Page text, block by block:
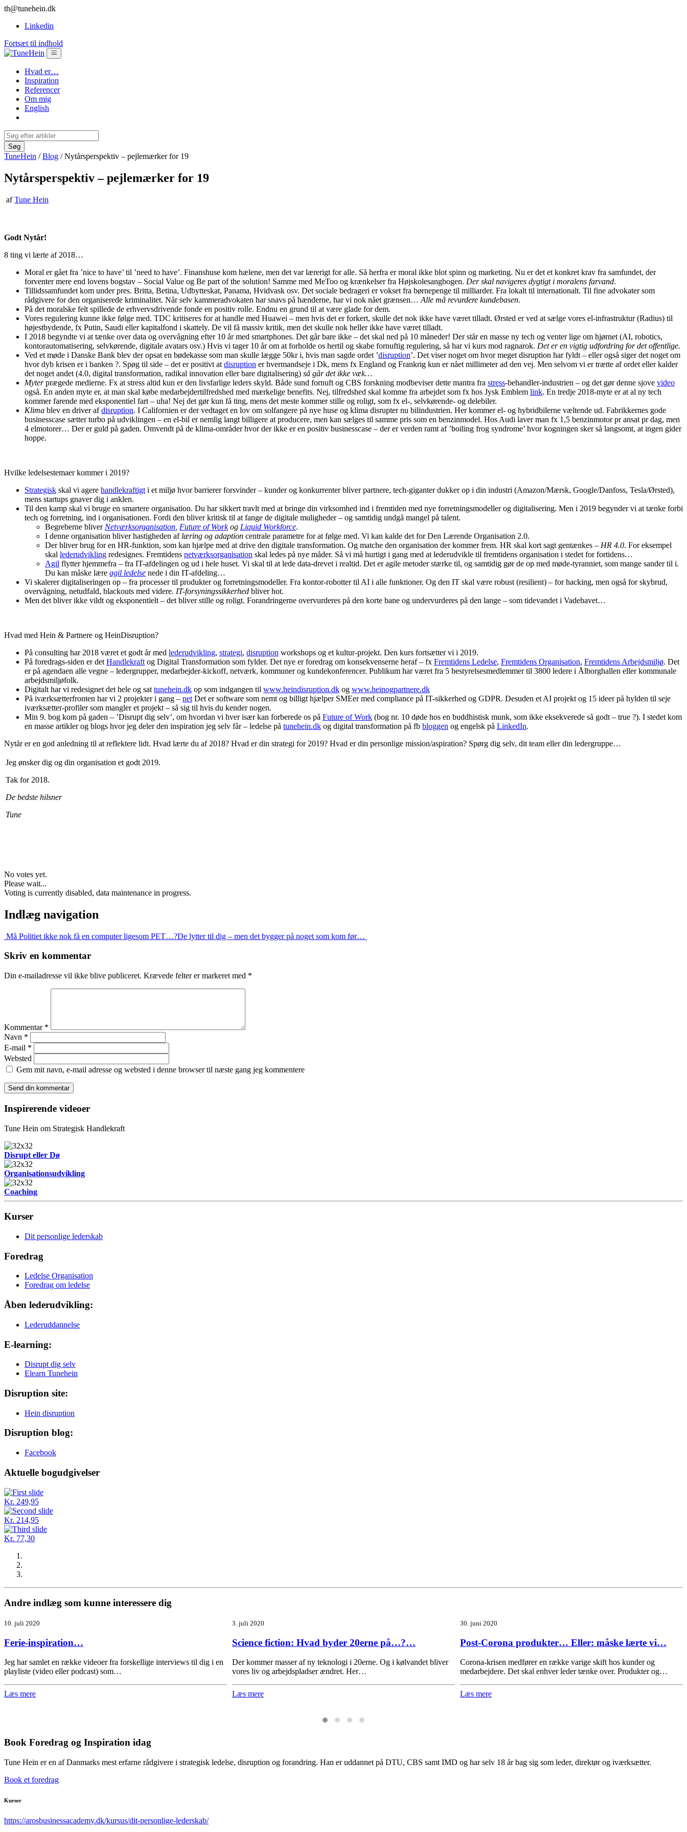
th@tunehein.dk
Linkedin
Fortsæt til indhold
Hvad er…
Inspiration
Referencer
Om mig
English
TuneHein /Blog /Nytårsperspektiv – pejlemærker for 19
Nytårsperspektiv – pejlemærker for 19
af Tune Hein
Godt Nytår!
8 ting vi lærte af 2018…
Moral er gået fra ’nice to have’ til ’need to have’. Finanshuse kom hælene, men det var lærerigt for alle. Så herfra er moral ikke blot spinn og marketing. Nu er det et konkret krav fra samfundet, der
forventer mere end lovens bogstav – Social Value og Be part of the solution! Samme med MeToo og krænkelser fra Højskolesangbogen. Der skal navigeres dygtigt i moralens farvand.
Tillidssamfundet kom under pres. Britta, Betina, Udbytteskat, Panama, Hvidvask osv. Det sociale bedrageri er vokset fra børnepenge til milliarder. Fra lokalt til internationalt. Til fine advokater som
rådgivere for den organiserede kriminalitet. Når selv kammeradvokaten har snavs på hænderne, har vi nok nået grænsen… Alle må revurdere kundebasen.
På det moralske felt spillede de erhvervsdrivende fonde en positiv rolle. Endnu en grund til at være glade for dem.
Vores regulering kunne ikke følge med. TDC kritiseres for at handle med Huawei – men hvis det er forkert, skulle det nok ikke have været tilladt. Ørsted er ved at sælge vores el-infrastruktur (Radius) til
højestbydende, fx Putin, Saudi eller kapitalfond i skattely. De vil få massiv kritik, men det skulle nok heller ikke have været tilladt.
I 2018 begyndte vi at tænke over data og overvågning efter 10 år med smartphones. Det går bare ikke – det skal ned på 10 måneder! Der står en masse ny tech og venter lige om hjørnet (AI, robotics,
kontorautomatisering, selvkørende, digitale avatars osv.) Hvis vi tager 10 år om at forholde os hertil og skabe fornuftig regulering, så har vi kurs mod ragnarok. Det er en vigtig udfordring for det offentlige.
Ved et møde i Danske Bank blev der opsat en bødekasse som man skulle lægge 50kr i, hvis man sagde ordet ’disruption’. Det viser noget om hvor meget disruption har fyldt – eller også siger det noget om
hvor dyb krisen er i banken ?. Spøg til side – det er positivt at disruption er hvermandseje i Dk, mens fx England og Frankrig kun er nået millimeter ad den vej. Men selvom vi er trætte af ordet eller kalder
det noget andet (4.0, digital transformation, radikal innovation eller bare digitalisering) så går det ikke væk…
Myterprægede medierne. Fx at stress altid kun er den livsfarlige leders skyld. Både sund fornuft og CBS forskning modbeviser dette mantra fra stress-behandler-industrien – og det gør denne sjove video
også. En anden myte er, at man skal købe medarbejdertilfredshed med mærkelige benefits. Nej, tilfredshed skal komme fra arbejdet som fx hos Jysk Emblem link. En tredje 2018-myte er at al ny tech
kommer farende med eksponentiel fart – uha! Nej det gør kun få ting, mens det meste kommer stille og roligt, som fx el-, selvkørende- og delebiler.
Klima blev en driver afdisruption. I Californien er der vedtaget en lov om solfangere på nye huse og klima disrupter nu bilindustrien. Her kommer el- og hybridbilerne væltende ud. Fabrikkernes gode
businesscase sætter turbo på udviklingen – en el-bil er nemlig langt billigere at producere, men kan sælges til samme pris som en benzinmodel. Hos Audi laver man fx 1,5 benzinmotor pr ansat pr dag, men
4 elmotorer… Der er guld på gaden. Omvendt på de klima-områder hvor der ikke er en positiv businesscase – der er verden ramt af ’boiling frog syndrome’ hvor kogningen sker så langsomt, at ingen gider
hoppe.
Hvilke ledelsestemaer kommer i 2019?
Strategisk skal vi agere handlekraftigt i et miljø hvor barrierer forsvinder – kunder og konkurrenter bliver partnere, tech-giganter dukker op i din industri (Amazon/Mærsk, Google/Danfoss, Tesla/Ørsted),
mens startups gnaver dig i anklen.
Til den kamp skal vi bruge en smartere organisation. Du har sikkert travlt med at bringe din virksomhed ind i fremtiden med nye forretningsmodeller og digitalisering. Men i 2019 begynder vi at tænke forbi
tech og forretning, ind i organisationen. Fordi den bliver kritisk til at fange de digitale muligheder – og samtidig undgå mangel på talent.
Begreberne bliver Netværksorganisation Future of Workog Liquid Workforce.
I denne organisation bliver hastigheden af læring og adaption centrale parametre for at følge med. Vi kan kalde det for Den Lærende Organisation 2.0.
Der bliver brug for en HR-funktion, som kan hjælpe med at drive den digitale transformation. Og matche den organisation der kommer frem. HR skal kort sagt gentænkes – HR 4.0. For eksempel
skal lederudvikling redesignes. Fremtidens netværksorganisation skal ledes på nye måder. Så vi må hurtigt i gang med at lederudvikle til fremtidens organisation i stedet for fortidens…
Agil flytter hjemmefra – fra IT-afdelingen og ud i hele huset. Vi skal til at lede data-drevet i realtid. Det er agile metoder stærke til, og samtidig gør de op med møde-tyranniet, som mange sander til i.
Du kan måske lære agil ledelse nede i din IT-afdeling…
Vi skalerer digitaliseringen op – fra processer til produkter og forretningsmodeller. Fra kontor-robotter til AI i alle funktioner. Og den IT skal være robust (resilient) – for hacking, men også for skybrud,
overvågning, netudfald, blackouts med videre. IT-forsyningssikkerhed bliver hot.
Men det bliver ikke vildt og eksponentielt – det bliver stille og roligt. Forandringerne overvurderes på den korte bane og undervurderes på den lange – som tidevandet i Vadehavet…
Hvad med Hein & Partnere og HeinDisruption?
På consulting har 2018 været et godt år med lederudvikling, strategi, disruption workshops og et kultur-projekt. Den kurs fortsætter vi i 2019.
På foredrags-siden er det Handlekraft og Digital Transformation som fylder. Det nye er foredrag om konsekvenserne heraf – fx Fremtidens Ledelse, Fremtidens Organisation, Fremtidens Arbejdsmiljø. Det
er på agendaen alle vegne – ledergrupper, medarbejder-kickoff, netværk, kommuner og kundekonferencer. Publikum har været fra 5 bestyrelsesmedlemmer til 3800 ledere i Ålborghallen eller kommunale
arbejdsmiljøfolk.
Digitalt har vi redesignet det hele og sat tunehein.dk op som indgangen til www.heindisruption.dk og www.heinogpartnere.dk
På iværksætterfronten har vi 2 projekter i gang – net Det er software som nemt og billigt hjælper SMEer med compliance på IT-sikkerhed og GDPR. Desuden et AI projekt og 15 ideer på hylden til seje
iværksætter-profiler som mangler et projekt – så sig til hvis du kender nogen.
Min 9. bog kom på gaden – ’Disrupt dig selv’, om hvordan vi hver især kan forberede os på Future of Work (bog nr. 10 døde hos en buddhistisk munk, som ikke eksekverede så godt – true ?). I stedet kom
en masse artikler og blogs hvor jeg deler den inspiration jeg selv får – ledelse på tunehein.dk og digital transformation på fb bloggen og engelsk på LinkedIn.
Nytår er en god anledning til at reflektere lidt. Hvad lærte du af 2018? Hvad er din strategi for 2019? Hvad er din personlige mission/aspiration? Spørg dig selv, dit team eller din ledergruppe…
Jeg ønsker dig og din organisation et godt 2019.
Tak for 2018.
De bedste hilsner
Tune
No votes yet.
Please wait...
Voting is currently disabled, data maintenance in progress.
Indlæg navigation
Må Politiet ikke nok få en computer ligesom PET…?De lytter til dig – men det bygger på noget som kom før…
Skriv en kommentar
Din e-mailadresse vil ikke blive publiceret. Krævede felter er markeret med *
Kommentar *
Navn *
E-mail *
Websted
Gem mit navn, e-mail adresse og websted i denne browser til næste gang jeg kommentere
Inspirerende videoer
Tune Hein om Strategisk Handlekraft
Disrupt eller Dø
Organisationsudvikling
Coaching
Kurser
Dit personlige lederskab
Foredrag
Ledelse Organisation
Foredrag om ledelse
Åben lederudvikling:
Lederuddannelse
E-learning:
Disrupt dig selv
Elearn Tunehein
Disruption site:
Hein disruption
Disruption blog:
Facebook
Aktuelle bogudgivelser
Kr. 249,95
Kr. 214,95
Kr. 77,30
Andre indlæg som kunne interessere dig
10. juli 2020
Ferie-inspiration…
Jeg har samlet en række videoer fra forskellige interviews til dig i en
playliste (video eller podcast) som…
Læs mere
3. juli 2020
Science fiction: Hvad byder 20erne på…?…
Der kommer masser af ny teknologi i 20erne. Og i kølvandet bliver
vores liv og arbejdspladser ændret. Her…
Læs mere
30. juni 2020
Post-Corona produkter… Eller: måske lærte vi…
Corona-krisen medfører en række varige skift hos kunder og
medarbejdere. Det skal enhver leder tænke over. Produkter og…
Læs mere
Book Foredrag og Inspiration idag
Tune Hein er en af Danmarks mest erfarne rådgivere i strategisk ledelse, disruption og forandring. Han er uddannet på DTU, CBS samt IMD og har selv 18 år bag sig som leder, direktør og iværksætter.
Book et foredrag
Kurser
https://arosbusinessacademy.dk/kursus/dit-personlige-lederskab/